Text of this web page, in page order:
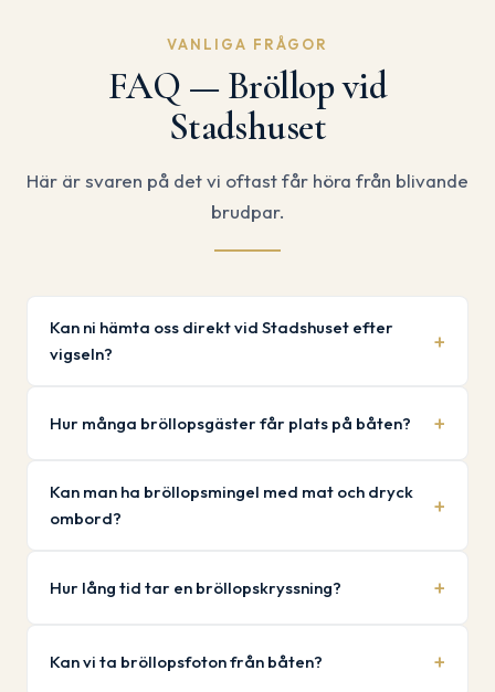
VANLIGA FRÅGOR
FAQ — Bröllop vid
Stadshuset
Här är svaren på det vi oftast får höra från blivande
brudpar.
Kan ni hämta oss direkt vid Stadshuset efter
vigseln?
Hur många bröllopsgäster får plats på båten?
Kan man ha bröllopsmingel med mat och dryck
ombord?
Hur lång tid tar en bröllopskryssning?
Kan vi ta bröllopsfoton från båten?